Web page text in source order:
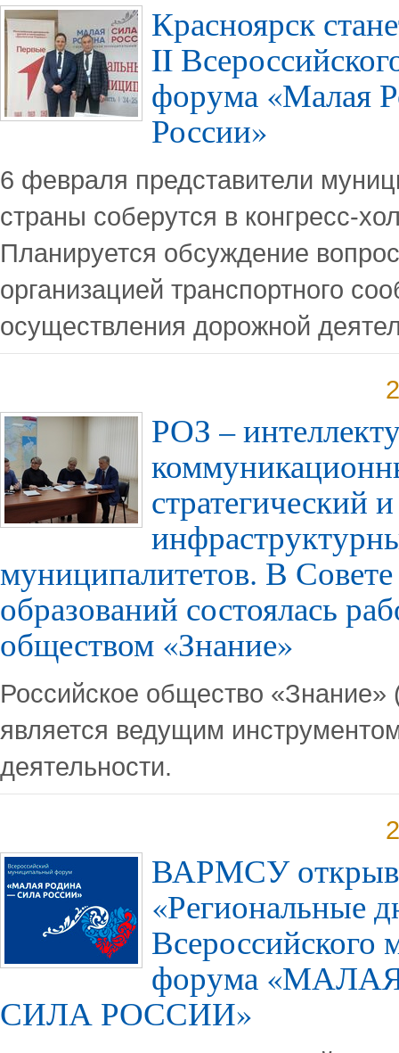
Красноярск
II
форума «Малая
России»
6 февраля представители
страны соберутся в конгресс-
Планируется обсуждение
организацией транспортного
осуществления дорожной
РОЗ –
стратегический и
муниципалитетов. В
образований состоялась
обществом «Знание»
Российское общество «Знание»
является ведущим
деятельности.
ВАРМСУ
«Региональные
Всероссийского
форума
СИЛА РОССИИ»